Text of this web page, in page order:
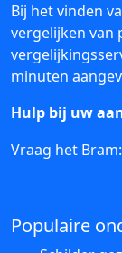
Bij het vinden
vergelijken van
minuten
Hulp bij uw
Vraag het Bram:
Populaire